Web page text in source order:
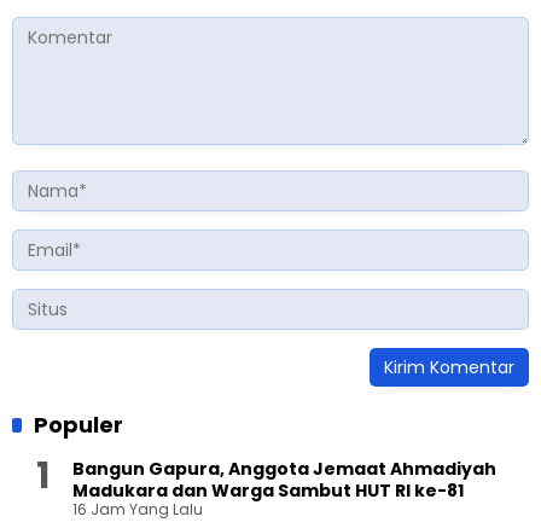
Populer
Bangun Gapura, Anggota Jemaat Ahmadiyah
Madukara dan Warga Sambut HUT RI ke-81
16 Jam Yang Lalu